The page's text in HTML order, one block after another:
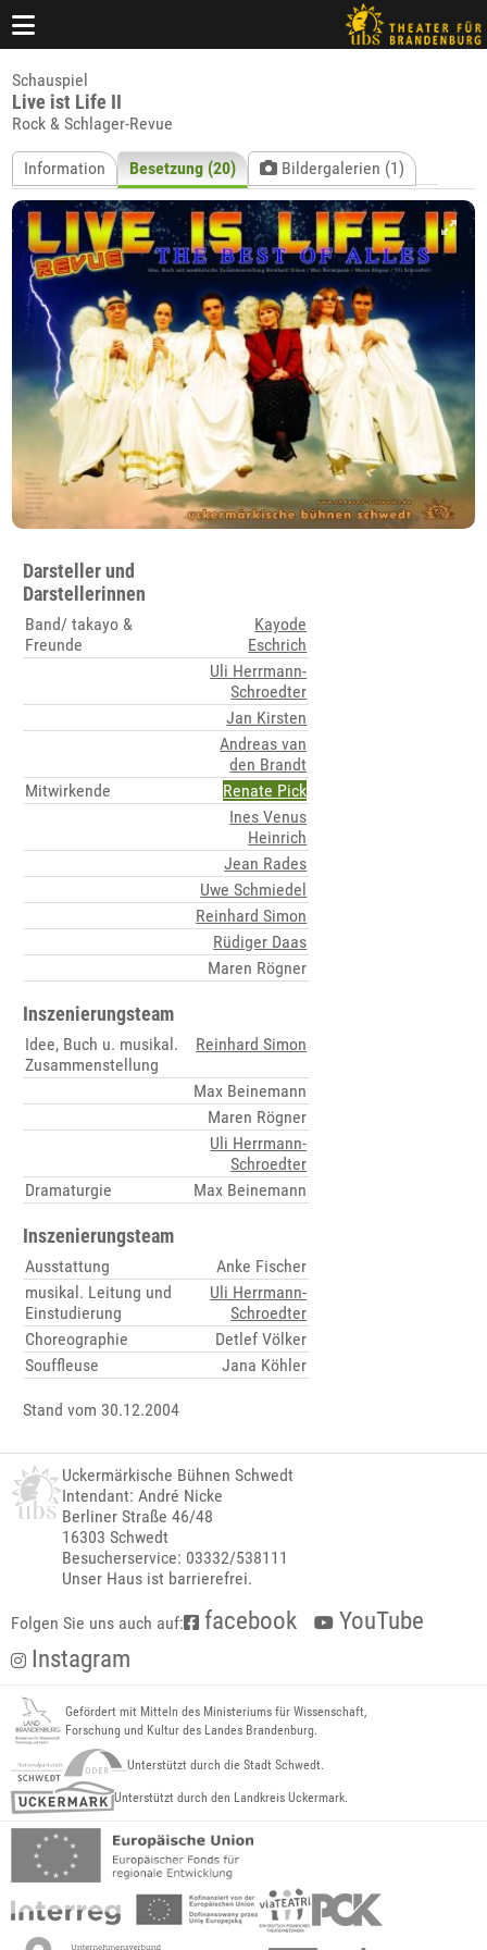
Schauspiel
Live ist Life II
Rock & Schlager-Revue
Information Besetzung (20) Bildergalerien (1)
Darsteller und
Darstellerinnen
Band/ takayo &
Freunde
Kayode
Eschrich
Uli Herrmann-
Schroedter
Jan Kirsten
Andreas van
den Brandt
Mitwirkende
Renate Pick
Ines Venus
Heinrich
Jean Rades
Uwe Schmiedel
Reinhard Simon
Rüdiger Daas
Maren Rögner
Inszenierungsteam
Idee, Buch u. musikal.
Zusammenstellung
Reinhard Simon
Max Beinemann
Maren Rögner
Uli Herrmann-
Schroedter
Dramaturgie
Max Beinemann
Inszenierungsteam
Ausstattung
Anke Fischer
musikal. Leitung und
Einstudierung
Uli Herrmann-
Schroedter
Choreographie
Detlef Völker
Souffleuse
Jana Köhler
Stand vom 30.12.2004
Uckermärkische Bühnen Schwedt
Intendant: André Nicke
Berliner Straße 46/48
16303 Schwedt
Besucherservice: 03332/538111
Unser Haus ist barrierefrei.
Folgen Sie uns auch auf: facebook
YouTube
Instagram
Gefördert mit Mitteln des Ministeriums für Wissenschaft,
Forschung und Kultur des Landes Brandenburg.
Unterstützt durch die Stadt Schwedt.
Unterstützt durch den Landkreis Uckermark.